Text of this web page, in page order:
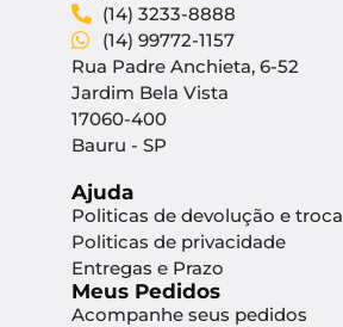
(14) 3233-8888
(14) 99772-1157
Rua Padre Anchieta, 6-52
Jardim Bela Vista
17060-400
Bauru - SP
Ajuda
Politicas de devolução e troca
Politicas de privacidade
Entregas e Prazo
Meus Pedidos
Acompanhe seus pedidos